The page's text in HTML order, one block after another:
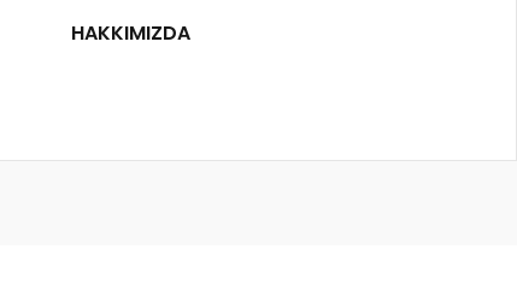
HAKKIMIZDA